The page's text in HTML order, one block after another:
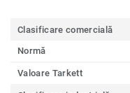
Clasificare comercială
Normă
Valoare Tarkett